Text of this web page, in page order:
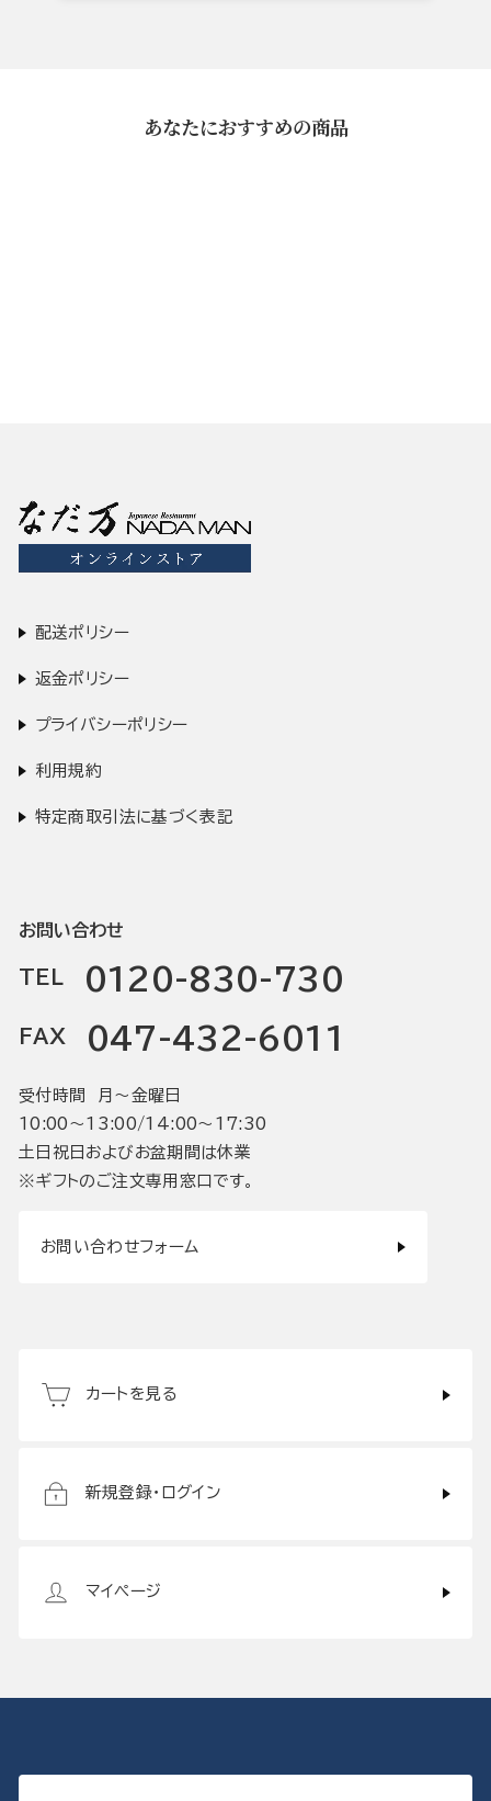
あなたにおすすめの商品
配送ポリシー
返金ポリシー
プライバシーポリシー
利用規約
特定商取引法に基づく表記
お問い合わせ
TEL 0120-830-730
FAX 047-432-6011
受付時間 月〜金曜日
10:00〜13:00/14:00〜17:30
土日祝日およびお盆期間は休業
※ギフトのご注文専用窓口です。
お問い合わせフォーム
カートを見る
新規登録・ログイン
マイページ